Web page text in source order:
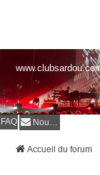
FAQ Nous contacter
Accueil du forum